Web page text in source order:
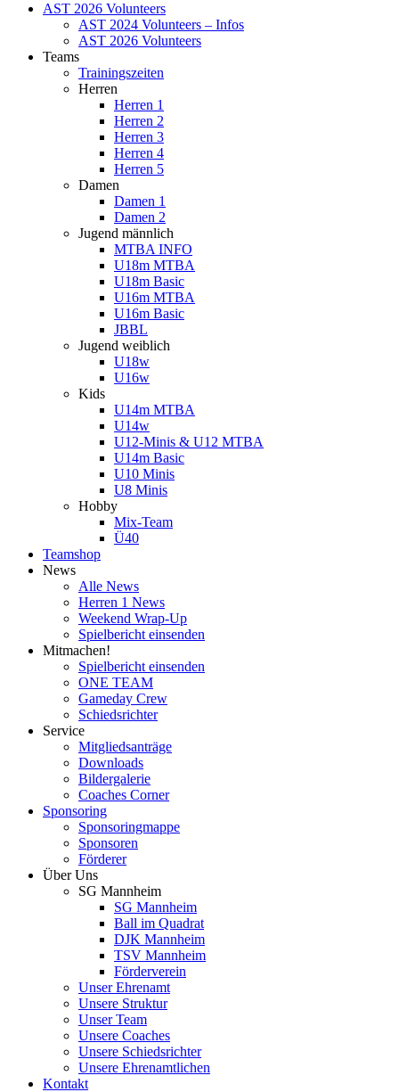
AST 2026 Volunteers
AST 2024 Volunteers – Infos
AST 2026 Volunteers
Teams
Trainingszeiten
Herren
Herren 1
Herren 2
Herren 3
Herren 4
Herren 5
Damen
Damen 1
Damen 2
Jugend männlich
MTBA INFO
U18m MTBA
U18m Basic
U16m MTBA
U16m Basic
JBBL
Jugend weiblich
U18w
U16w
Kids
U14m MTBA
U14w
U12-Minis & U12 MTBA
U14m Basic
U10 Minis
U8 Minis
Hobby
Mix-Team
Ü40
Teamshop
News
Alle News
Herren 1 News
Weekend Wrap-Up
Spielbericht einsenden
Mitmachen!
Spielbericht einsenden
ONE TEAM
Gameday Crew
Schiedsrichter
Service
Mitgliedsanträge
Downloads
Bildergalerie
Coaches Corner
Sponsoring
Sponsoringmappe
Sponsoren
Förderer
Über Uns
SG Mannheim
SG Mannheim
Ball im Quadrat
DJK Mannheim
TSV Mannheim
Förderverein
Unser Ehrenamt
Unsere Struktur
Unser Team
Unsere Coaches
Unsere Schiedsrichter
Unsere Ehrenamtlichen
Kontakt